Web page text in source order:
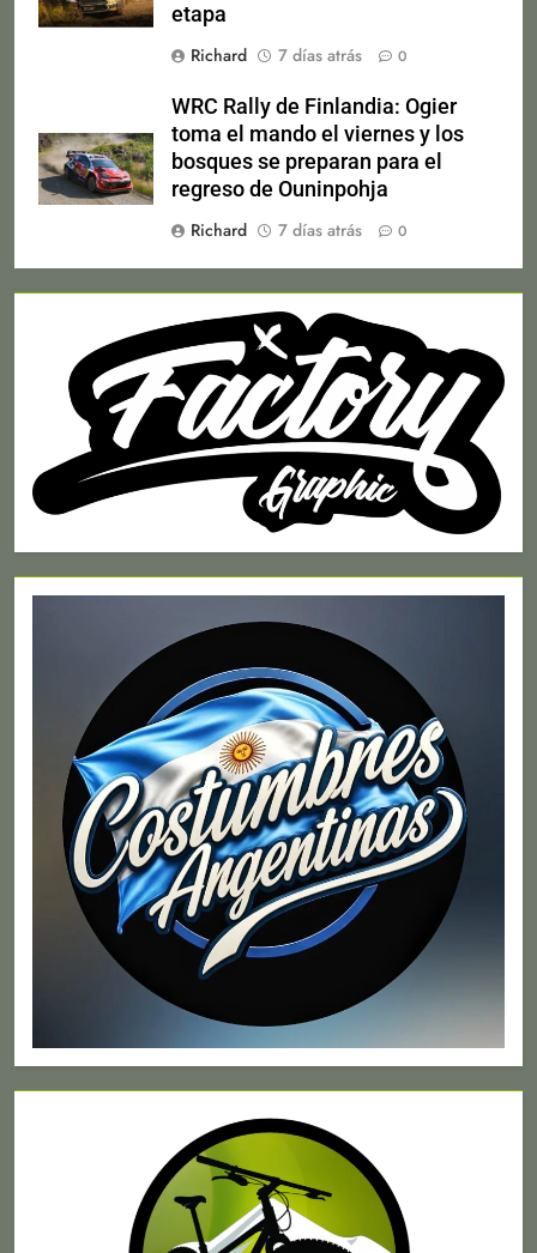
etapa
Richard
7 días atrás 0
WRC Rally de Finlandia: Ogier
toma el mando el viernes y los
bosques se preparan para el
regreso de Ouninpohja
Richard
7 días atrás 0